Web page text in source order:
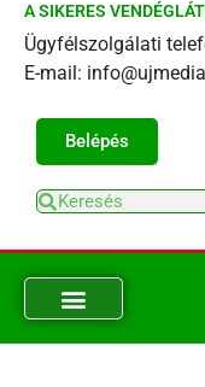
A SIKERES
Ügyfélszolgálati
E-mail:
Belépés